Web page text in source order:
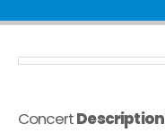
ConcertDescription